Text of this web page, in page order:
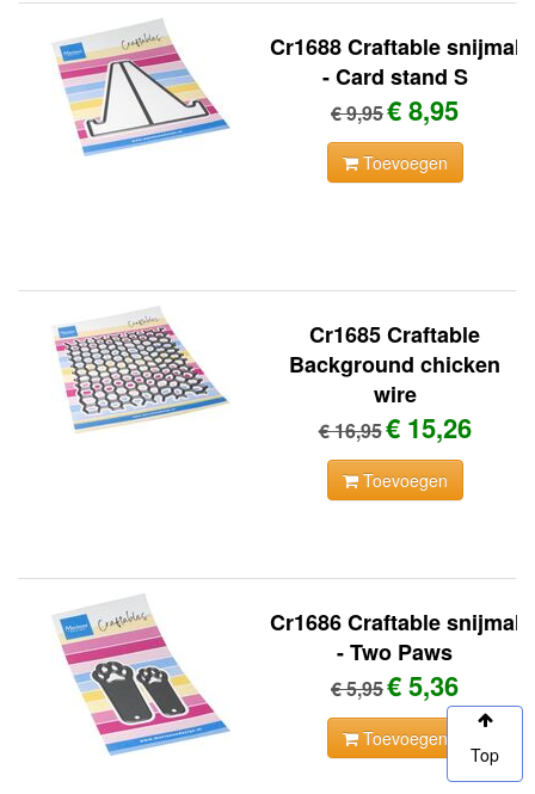
Cr1688 Craftable snijmal
- Card stand S
€ 9,95€ 8,95
Toevoegen
Cr1685 Craftable
Background chicken
wire
€ 16,95€ 15,26
Toevoegen
Cr1686 Craftable snijmal
- Two Paws
€ 5,95€ 5,36
Toevoegen
Top